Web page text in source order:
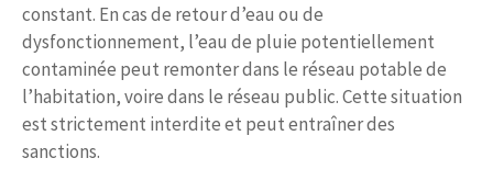
constant. En cas de retour d’eau ou de
dysfonctionnement, l’eau de pluie potentiellement
contaminée peut remonter dans le réseau potable de
l’habitation, voire dans le réseau public. Cette situation
est strictement interdite et peut entraîner des
sanctions.